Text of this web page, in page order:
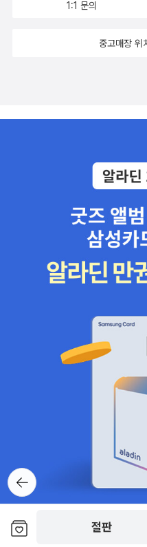
절판
고 있을 때(거의 만삭 때) 정
건데, 아이도 나도 참 좋아하
수료증과 일지, 이름표 등을
몰랐는데 아이가 스스로 찾아
아이들 어릴 적에 그림책을
이 있었는데돌아보면 그때가
고 행복한 시간이라는 걸, 아
보면, 아이랑 함께 할 수 있는
다. 이 순간, 더 커버려 떠나기
는 영어그림책 찾는데 조금이
태은양을 위해 하늘바람님
뒤로가
기
1:1 문의
중고매장 위